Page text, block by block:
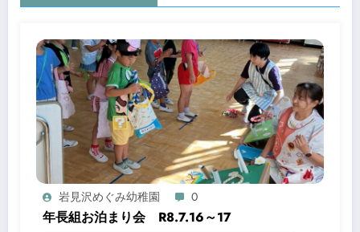
岩見沢めぐみ幼稚園 0
年長組お泊まり会 R8.7.16～17